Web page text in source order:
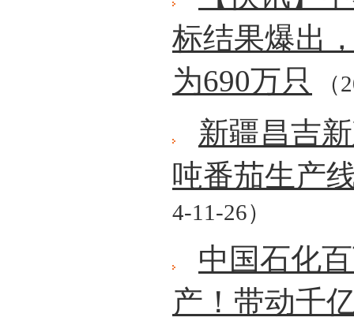
标结果爆出
为690万只
（
新疆昌吉
吨番茄生产
4-11-26）
中国石化
产！带动千